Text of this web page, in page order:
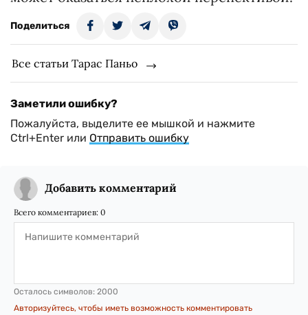
Поделиться
Все статьи Тарас Паньо
Заметили ошибку?
Пожалуйста, выделите ее мышкой и нажмите
Ctrl+Enter или Отправить ошибку
Добавить комментарий
Всего комментариев: 0
Осталось символов: 2000
Авторизуйтесь, чтобы иметь возможность комментировать